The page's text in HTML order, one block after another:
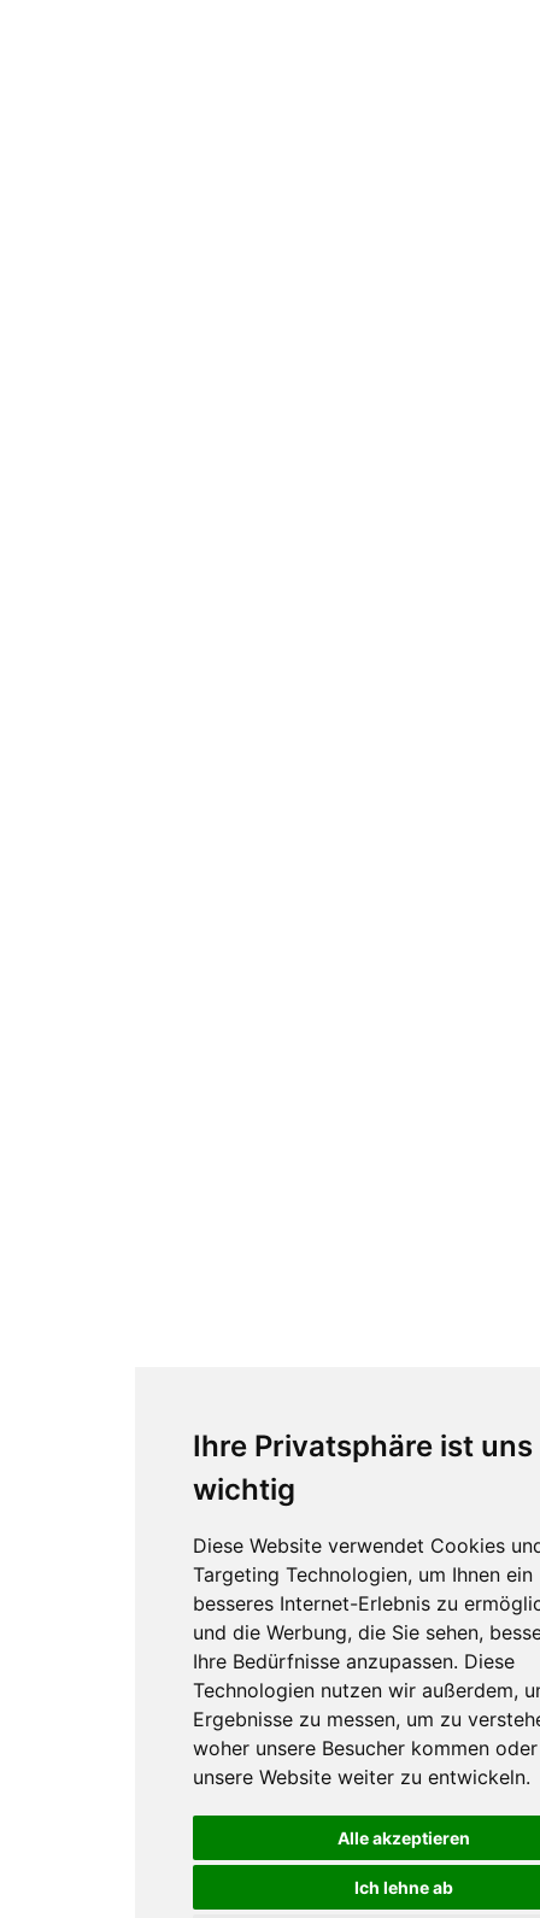
Ihre Privatsphäre ist uns
wichtig
Diese Website verwendet Cookies
Targeting Technologien, um Ihnen ein
besseres Internet-Erlebnis zu
und die Werbung, die Sie sehen,
Ihre Bedürfnisse anzupassen. Diese
Technologien nutzen wir außerdem,
Ergebnisse zu messen, um zu
woher unsere Besucher kommen
unsere Website weiter zu entwickeln.
Alle akzeptieren
Ich lehne ab